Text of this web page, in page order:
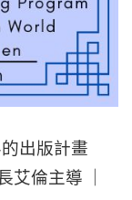
員
｜
1,
2026
出版計畫
艾倫主導 ｜